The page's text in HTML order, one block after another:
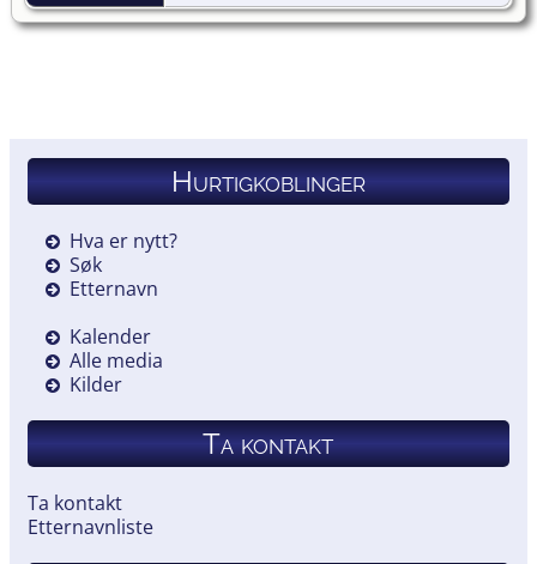
Hurtigkoblinger
Hva er nytt?
Søk
Etternavn
Kalender
Alle media
Kilder
Ta kontakt
Ta kontakt
Etternavnliste